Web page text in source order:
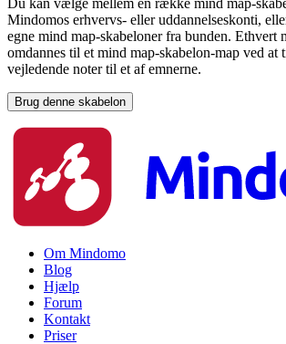
Du kan vælge mellem en række mind map-
Mindomos erhvervs- eller uddannelseskonti,
egne mind map-skabeloner fra bunden. Ethvert
omdannes til et mind map-skabelon-map ved at
vejledende noter til et af emnerne.
Brug denne skabelon
Om Mindomo
Blog
Hjælp
Forum
Kontakt
Priser